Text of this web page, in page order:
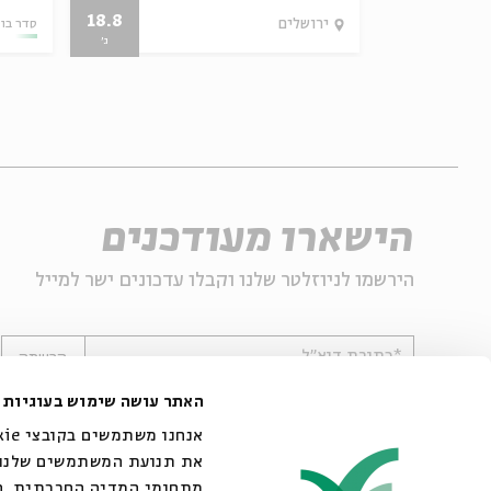
האתר עושה שימוש בעוגיות
את תנועת המשתמשים
סדר ירושלים 18.8
ג'
הישארו מעודכנים
הירשמו לניוזלטר שלנו וקבלו עדכונים ישר למייל
*כתובת דוא"ל הרשמה